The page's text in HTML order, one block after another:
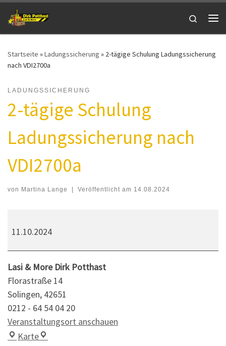
Zum Inhalt springen
Search
Startseite »Ladungssicherung » 2-tägige Schulung Ladungssicherung
nach VDI2700a
LADUNGSSICHERUNG
2-tägige Schulung
Ladungssicherung nach
VDI2700a
von Martina Lange | Veröffentlicht am 14.08.2024
11.10.2024
Lasi & More Dirk Potthast
Florastraße 14
Solingen, 42651
0212 - 64 54 04 20
Veranstaltungsort anschauen
KarteLasi & More Dirk Potthast